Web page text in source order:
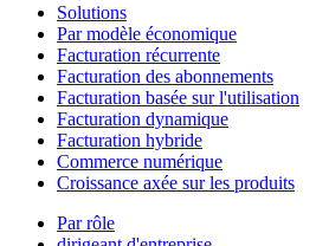
Solutions
Par modèle économique
Facturation récurrente
Facturation des abonnements
Facturation basée sur l'utilisation
Facturation dynamique
Facturation hybride
Commerce numérique
Croissance axée sur les produits
Par rôle